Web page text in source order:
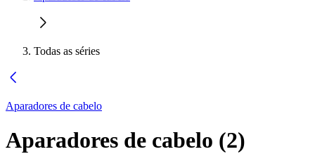
Todas as séries
Aparadores de cabelo
Aparadores de cabelo (2)